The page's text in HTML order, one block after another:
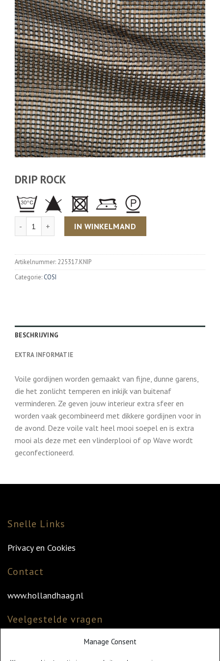
Manage Consent
DRIP ROCK
Aantal IN WINKELMAND
Artikelnummer: 225317.KNIP
Categorie: COSI
BESCHRIJVING
EXTRA INFORMATIE
Voile gordijnen worden gemaakt van fijne, dunne garens,
die het zonlicht temperen en inkijk van buitenaf
verminderen. Ze geven jouw interieur extra sfeer en
worden vaak gecombineerd met dikkere gordijnen voor in
de avond. Deze voile valt heel mooi soepel en is extra
mooi als deze met een vlinderplooi of op Wave wordt
geconfectioneerd.
Snelle Links
Privacy en Cookies
Contact
www.hollandhaag.nl
Veelgestelde vragen
Veelgestelde vragen